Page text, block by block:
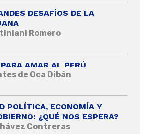
DESAFÍOS DE LA
Romero
AMAR AL PERÚ
de Oca Dibán
POLÍTICA, ECONOMÍA Y
¿QUÉ NOS ESPERA?
Contreras